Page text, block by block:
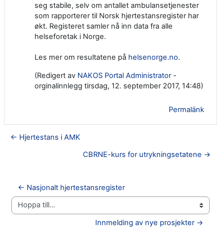
seg stabile, selv om antallet ambulansetjenester
som rapporterer til Norsk hjertestansregister har
økt. Registeret samler nå inn data fra alle
helseforetak i Norge.
Les mer om resultatene på helsenorge.no.
(Redigert av NAKOS Portal Administrator-
orginalinnlegg tirsdag, 12. september 2017, 14:48)
Permalänk
← Hjertestans i AMK
CBRNE-kurs for utrykningsetatene →
← Nasjonalt hjertestansregister
Hoppa till...
Innmelding av nye prosjekter →